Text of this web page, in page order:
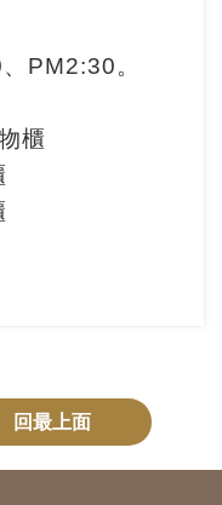
PM2:30。
櫃
回最上面